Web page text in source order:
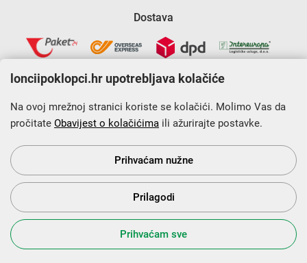
Dostava
Krajnji primatelj financijskog instrumenta sufinanciranog iz
Europskog fonda za regionalni razvoj u sklopu Operativnog
programa „Konkurentnost i kohezija”.
s Vama od 2014. godine!
lonciipoklopci.hr upotrebljava kolačiće
Na ovoj mrežnoj stranici koriste se kolačići. Molimo Vas da
pročitate Obavijest o kolačićima ili ažurirajte postavke.
Prihvaćam nužne
Prilagodi
Prihvaćam sve